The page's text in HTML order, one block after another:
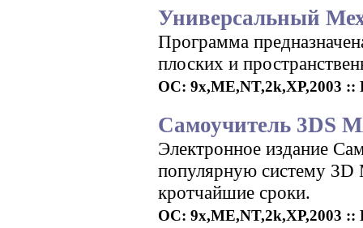
Универсальный
Программа
плоских и
ОС: 9x,ME,NT,2k,XP,2003 ::
Самоучитель 3DS
Электронное издание
популярную систему
кротчайшие сроки.
ОС: 9x,ME,NT,2k,XP,2003 ::